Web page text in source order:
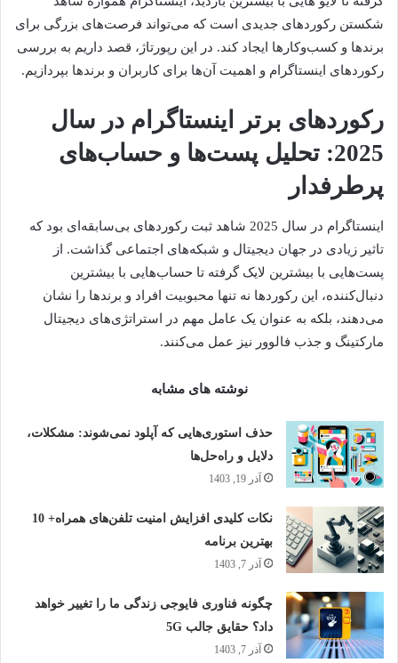
شکستن رکوردهای جدیدی است که می‌تواند فرصت‌های بزرگی برای
برندها و کسب‌وکارها ایجاد کند. در این رپورتاژ، قصد داریم به بررسی
رکوردهای اینستاگرام و اهمیت آن‌ها برای کاربران و برندها بپردازیم.
رکوردهای برتر اینستاگرام در سال
2025: تحلیل پست‌ها و حساب‌های
پرطرفدار
اینستاگرام در سال 2025 شاهد ثبت رکوردهای بی‌سابقه‌ای بود که
تاثیر زیادی در جهان دیجیتال و شبکه‌های اجتماعی گذاشت. از
پست‌هایی با بیشترین لایک گرفته تا حساب‌هایی با بیشترین
دنبال‌کننده، این رکوردها نه تنها محبوبیت افراد و برندها را نشان
می‌دهند، بلکه به عنوان یک عامل مهم در استراتژی‌های دیجیتال
مارکتینگ و جذب فالوور نیز عمل می‌کنند.
نوشته های مشابه
حذف استوری‌هایی که آپلود نمی‌شوند: مشکلات،
دلایل و راه‌حل‌ها
آذر 19, 1403
نکات کلیدی افزایش امنیت تلفن‌های همراه+ 10
بهترین برنامه
آذر 7, 1403
چگونه فناوری فایوجی زندگی ما را تغییر خواهد
داد؟ حقایق جالب 5G
آذر 7, 1403